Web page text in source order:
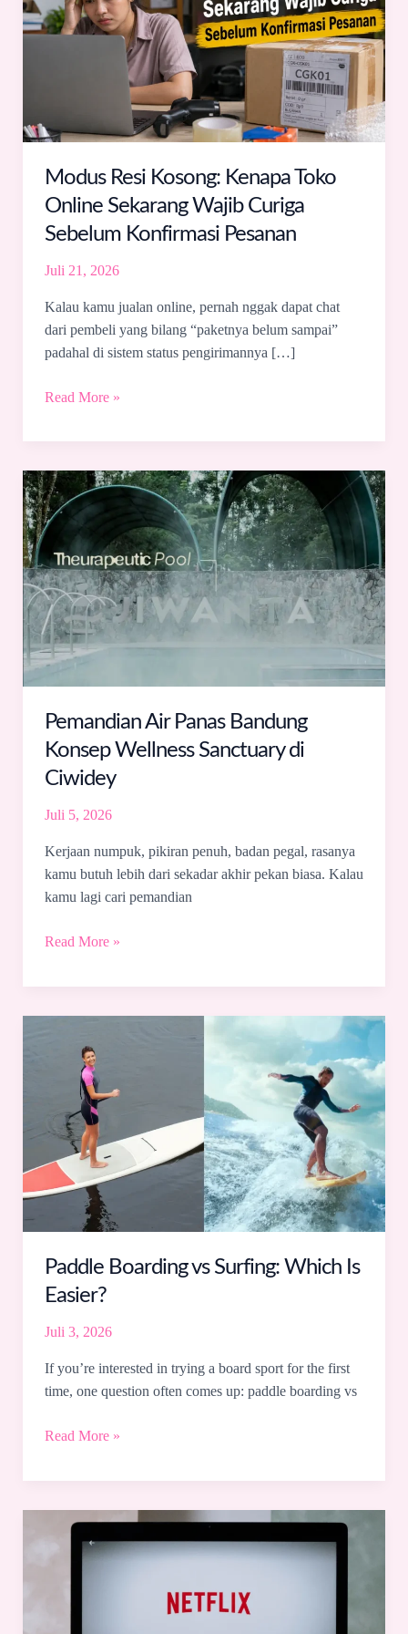
Modus Resi Kosong: Kenapa Toko
Online Sekarang Wajib Curiga
Sebelum Konfirmasi Pesanan
Juli 21, 2026
Kalau kamu jualan online, pernah nggak dapat chat
dari pembeli yang bilang “paketnya belum sampai”
padahal di sistem status pengirimannya […]
Kenapa
Toko
Sebelum
Pesanan
Read More »
Pemandian Air Panas Bandung
Konsep Wellness Sanctuary di
Ciwidey
Juli 5, 2026
Kerjaan numpuk, pikiran penuh, badan pegal, rasanya
kamu butuh lebih dari sekadar akhir pekan biasa. Kalau
kamu lagi cari pemandian
Pemandian
Air
Panas
Bandung
Konsep
Wellness
Sanctuary
di
Ciwidey
Read More »
Paddle Boarding vs Surfing: Which Is
Easier?
Juli 3, 2026
If you’re interested in trying a board sport for the first
time, one question often comes up: paddle boarding vs
Boarding
Surfing:
Which
Easier?
Read More »
Panduan
Berlangganan